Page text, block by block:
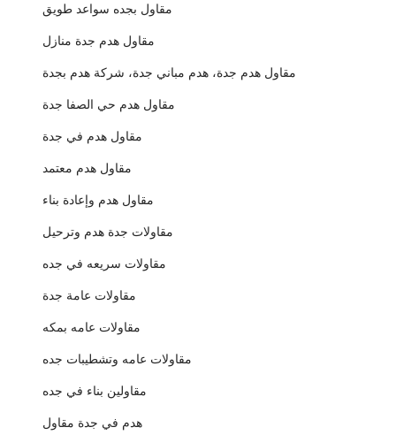
مقاول بجده سواعد طويق
مقاول هدم جدة منازل
مقاول هدم جدة، هدم مباني جدة، شركة هدم بجدة
مقاول هدم حي الصفا جدة
مقاول هدم في جدة
مقاول هدم معتمد
مقاول هدم وإعادة بناء
مقاولات جدة هدم وترحيل
مقاولات سريعه في جده
مقاولات عامة جدة
مقاولات عامه بمكه
مقاولات عامه وتشطيبات جده
مقاولين بناء في جده
هدم في جدة مقاول